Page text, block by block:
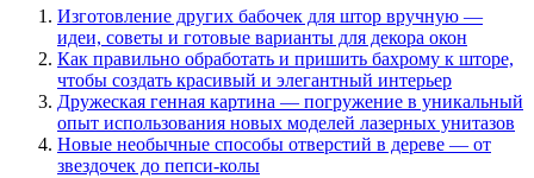
Изготовление других бабочек для штор вручную —
идеи, советы и готовые варианты для декора окон
Как правильно обработать и пришить бахрому к шторе,
чтобы создать красивый и элегантный интерьер
Дружеская генная картина — погружение в уникальный
опыт использования новых моделей лазерных унитазов
Новые необычные способы отверстий в дереве — от
звездочек до пепси-колы